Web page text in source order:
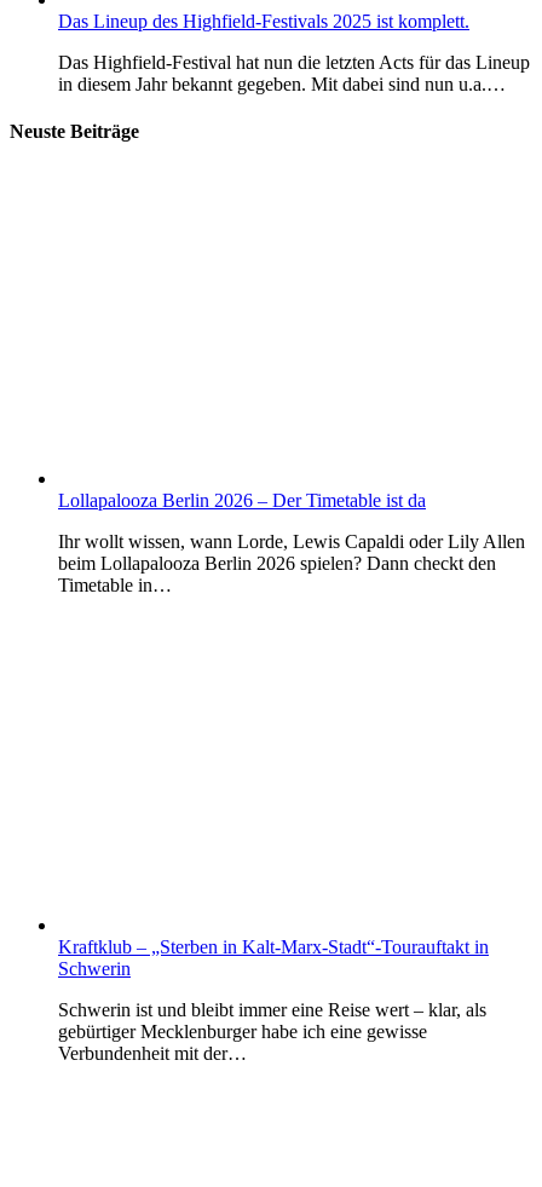
Das Lineup des Highfield-Festivals 2025 ist komplett.
Das Highfield-Festival hat nun die letzten Acts für das Lineup
in diesem Jahr bekannt gegeben. Mit dabei sind nun u.a.…
Neuste Beiträge
Lollapalooza Berlin 2026 – Der Timetable ist da
Ihr wollt wissen, wann Lorde, Lewis Capaldi oder Lily Allen
beim Lollapalooza Berlin 2026 spielen? Dann checkt den
Timetable in…
Kraftklub – „Sterben in Kalt-Marx-Stadt“-Tourauftakt in
Schwerin
Schwerin ist und bleibt immer eine Reise wert – klar, als
gebürtiger Mecklenburger habe ich eine gewisse
Verbundenheit mit der…